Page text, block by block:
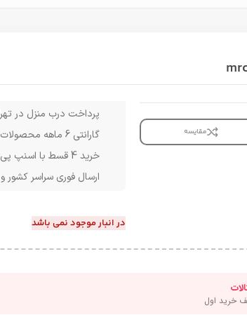
مقایسه
پرداخت درب منزل در
گارانتی 6 ماهه محصولات
خرید 4 قسط با اسنپ پی بدون سود
ارسال فوری سراسر کشور
در انبار موجود نمی باشد